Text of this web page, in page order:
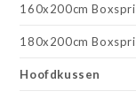
160x200cm
180x200cm
Hoofdkussen